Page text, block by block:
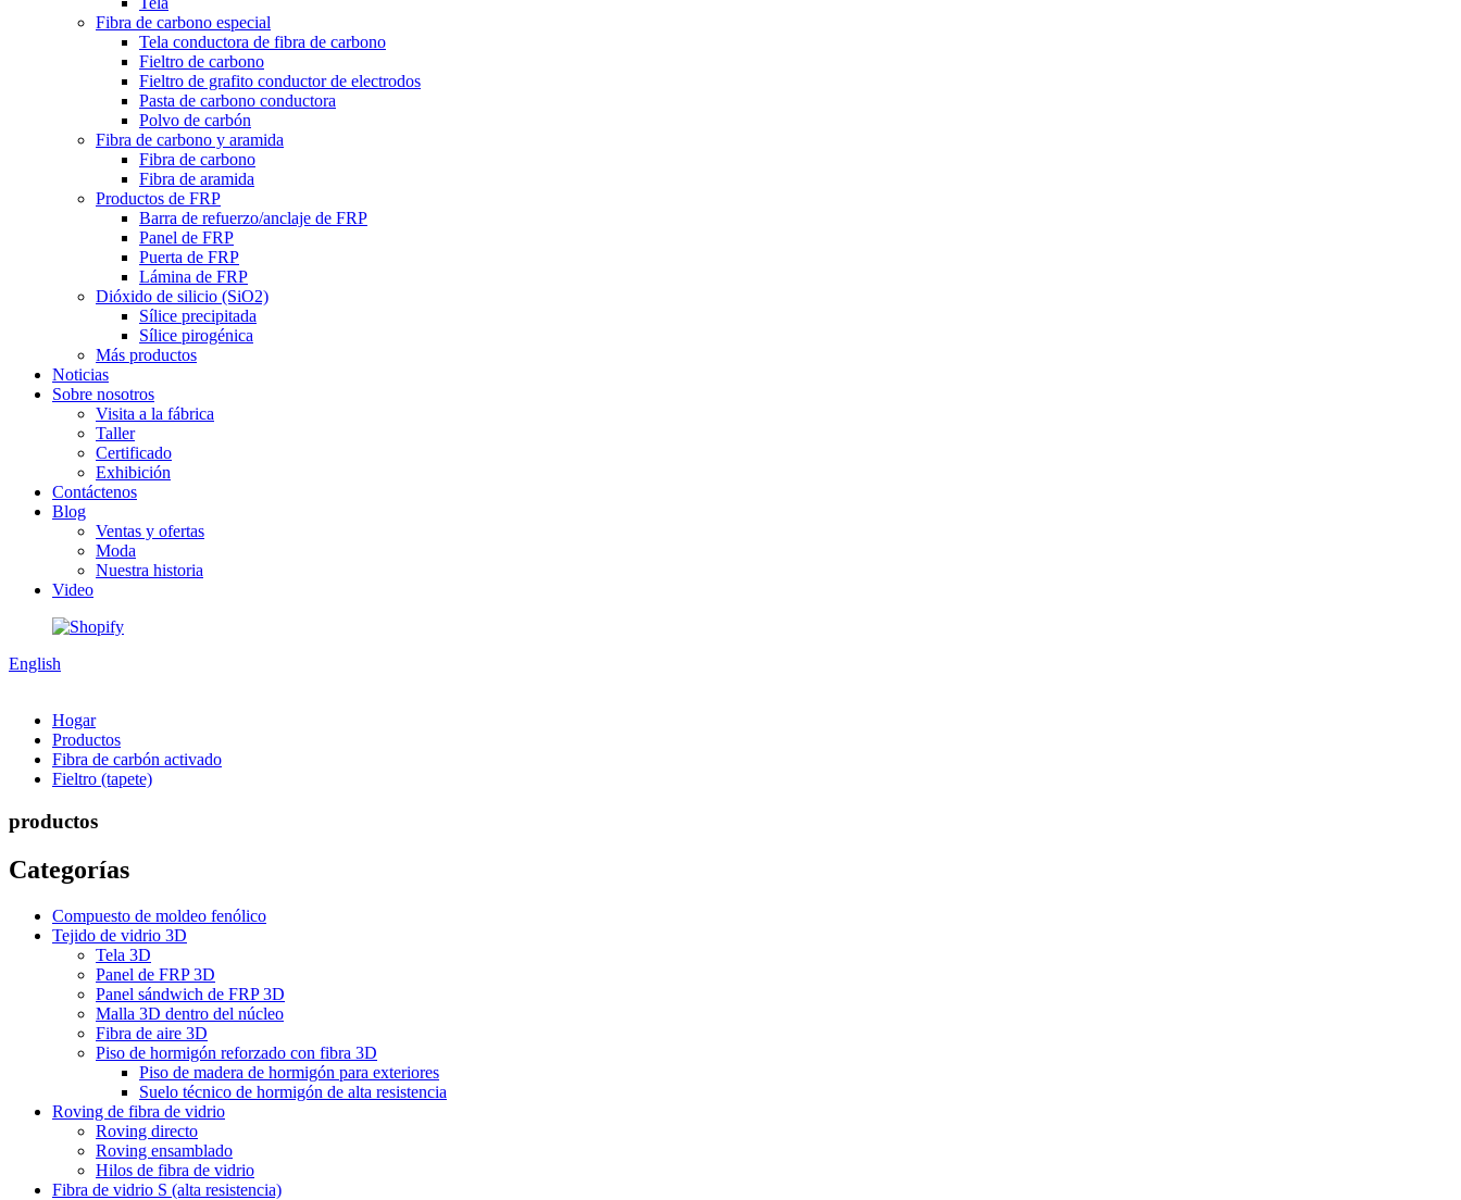
Fibra de carbono especial
Tela conductora de fibra de carbono
Fieltro de carbono
Fieltro de grafito conductor de electrodos
Pasta de carbono conductora
Polvo de carbón
Fibra de carbono y aramida
Fibra de carbono
Fibra de aramida
Productos de FRP
Barra de refuerzo/anclaje de FRP
Panel de FRP
Puerta de FRP
Lámina de FRP
Dióxido de silicio (SiO2)
Sílice precipitada
Sílice pirogénica
Más productos
Noticias
Sobre nosotros
Visita a la fábrica
Taller
Certificado
Exhibición
Contáctenos
Blog
Ventas y ofertas
Moda
Nuestra historia
Video
English
Hogar
Productos
Fibra de carbón activado
Fieltro (tapete)
productos
Categorías
Compuesto de moldeo fenólico
Tejido de vidrio 3D
Tela 3D
Panel de FRP 3D
Panel sándwich de FRP 3D
Malla 3D dentro del núcleo
Fibra de aire 3D
Piso de hormigón reforzado con fibra 3D
Piso de madera de hormigón para exteriores
Suelo técnico de hormigón de alta resistencia
Roving de fibra de vidrio
Roving directo
Roving ensamblado
Hilos de fibra de vidrio
Fibra de vidrio S (alta resistencia)